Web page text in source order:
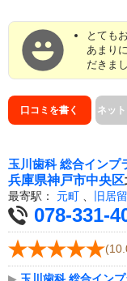
とても
あまり
だきま
口コミを書く ネッ
玉川歯科 総合インプ
兵庫県神戸市中央区
最寄駅： 元町 旧居
078-331-
▶ 玉川歯科 総合イン